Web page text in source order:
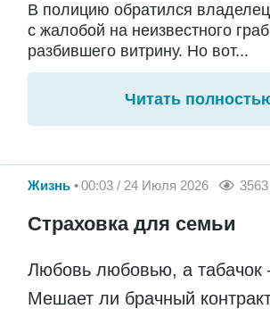
В полицию обратился
с жалобой на неизвестного
разбившего витрину. Но вот...
Читать
Жизнь 00:03 / 24 Июля 2026 3563
Страховка для семьи
Любовь любовью, а табачок
Мешает ли брачный